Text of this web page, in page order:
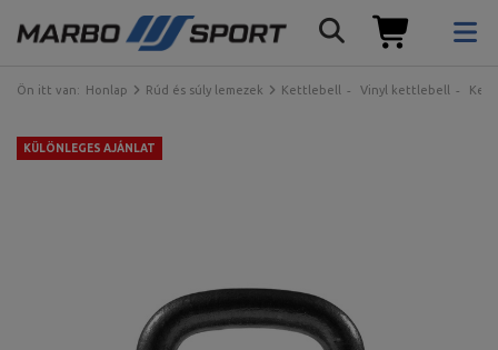
Ön itt van: Honlap Rúd és súly lemezek Kettlebell Vinyl kettlebell
KÜLÖNLEGES AJÁNLAT